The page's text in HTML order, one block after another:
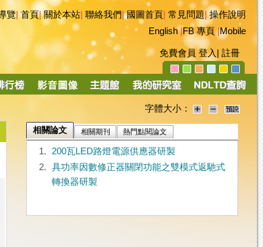
覽|首頁|關於本站 聯絡我們|國圖首頁 常見問題|操作說明
English|FB 專頁|Mobile
免費會員 登入 註冊
字體大小：
相關論文 相關期刊 熱門點閱論文
1.
200瓦LED路燈電源供應器研製
2.
具功率因數修正器關閉功能之雙模式返馳式
轉換器研製